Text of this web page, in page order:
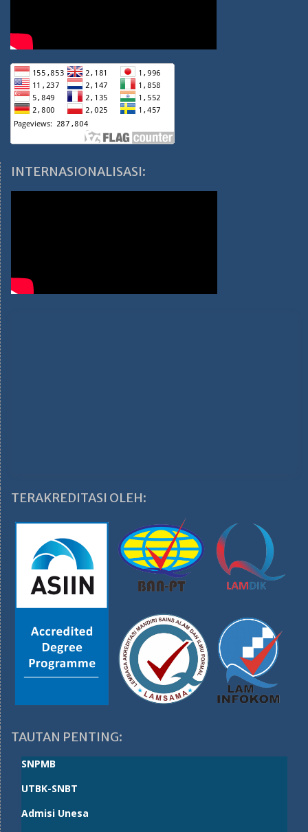
INTERNASIONALISASI:
TERAKREDITASI OLEH:
TAUTAN PENTING:
SNPMB
UTBK-SNBT
Admisi Unesa